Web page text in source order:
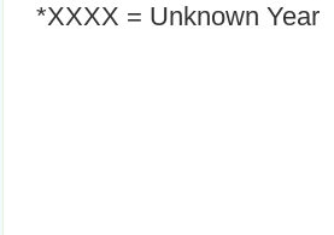
*XXXX = Unknown Year